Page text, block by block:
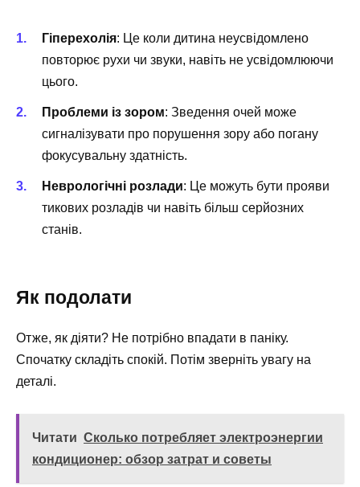
Гіперехолія: Це коли дитина неусвідомлено
повторює рухи чи звуки, навіть не усвідомлюючи
цього.
Проблеми із зором: Зведення очей може
сигналізувати про порушення зору або погану
фокусувальну здатність.
Неврологічні розлади: Це можуть бути прояви
тикових розладів чи навіть більш серйозних
станів.
Як подолати
Отже, як діяти? Не потрібно впадати в паніку.
Спочатку складіть спокій. Потім зверніть увагу на
деталі.
Читати Сколько потребляет электроэнергии
кондиционер: обзор затрат и советы